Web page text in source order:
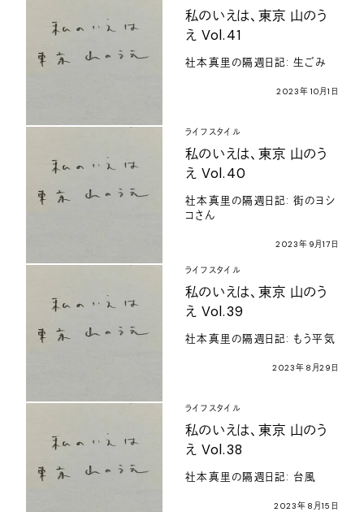
私のいえは、東京 山のう
え Vol.41
社本真里の隔週日記: 生ごみ
2023年10月1日
ライフスタイル
私のいえは、東京 山のう
え Vol.40
社本真里の隔週日記: 街のヨシ
コさん
2023年9月17日
ライフスタイル
私のいえは、東京 山のう
え Vol.39
社本真里の隔週日記: もう平気
2023年8月29日
ライフスタイル
私のいえは、東京 山のう
え Vol.38
社本真里の隔週日記: 台風
2023年8月15日